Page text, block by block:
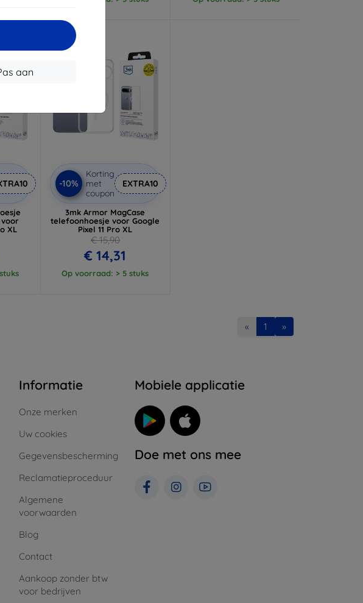
aan
XL
-10%
-10%
Korting
met
coupon
EXTRA10
3mk Armor MagCase
telefoonhoesje voor Google
Pixel 11 Pro XL
€ 15,90
€ 14,31
Op voorraad: > 5 stuks
« 1 »
Informatie
Onze merken
Uw cookies
Gegevensbescherming
Reclamatieproceduur
Algemene
voorwaarden
Blog
Contact
Aankoop zonder btw
voor bedrijven
Mobiele applicatie
Doe met ons mee